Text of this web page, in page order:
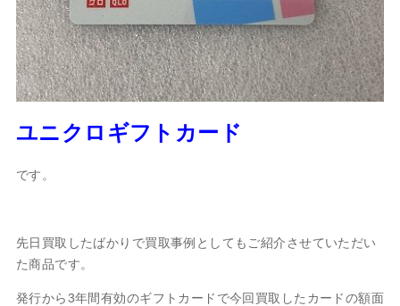
ユニクロギフトカード
です。
先日買取したばかりで買取事例としてもご紹介させていただい
た商品です。
発行から3年間有効のギフトカードで今回買取したカードの額面